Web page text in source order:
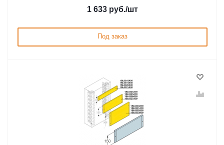
1 633 руб./шт
Под заказ